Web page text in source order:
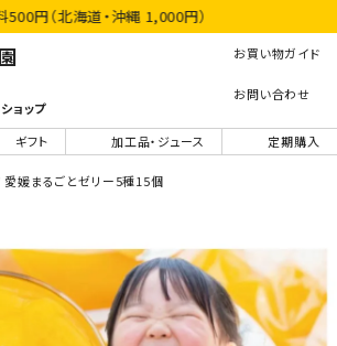
円（北海道・沖縄 1,000円）
ョップ
ギフト 加工品・ジュース 定期購入
お買い物ガイド
お問い合わせ
愛媛まるごとゼリー5種15個